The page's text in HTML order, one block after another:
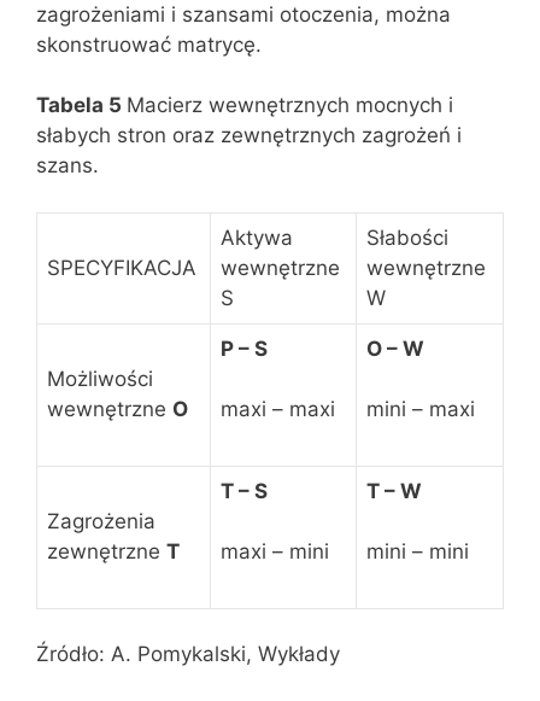
zagrożeniami i szansami otoczenia, można
skonstruować matrycę.
Tabela 5 Macierz wewnętrznych mocnych i
słabych stron oraz zewnętrznych zagrożeń i
szans.
SPECYFIKACJA
Aktywa
wewnętrzne
S
Słabości
wewnętrzne
W
Możliwości
wewnętrzne O
P – S
maxi – maxi
O – W
mini – maxi
Zagrożenia
zewnętrzne T
T – S
maxi – mini
T – W
mini – mini
Źródło: A. Pomykalski, Wykłady